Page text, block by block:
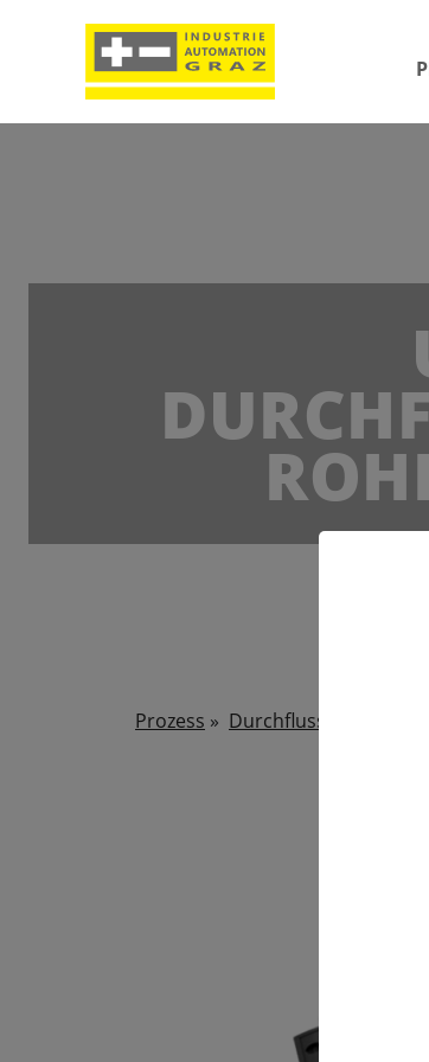
Prozess » Durchfluss Flüssig